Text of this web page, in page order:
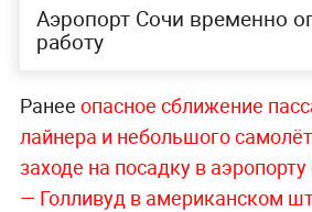
Аэропорт Сочи временно
работу
Ранее опасное сближение
лайнера и небольшого
заходе на посадку в
— Голливуд в американском